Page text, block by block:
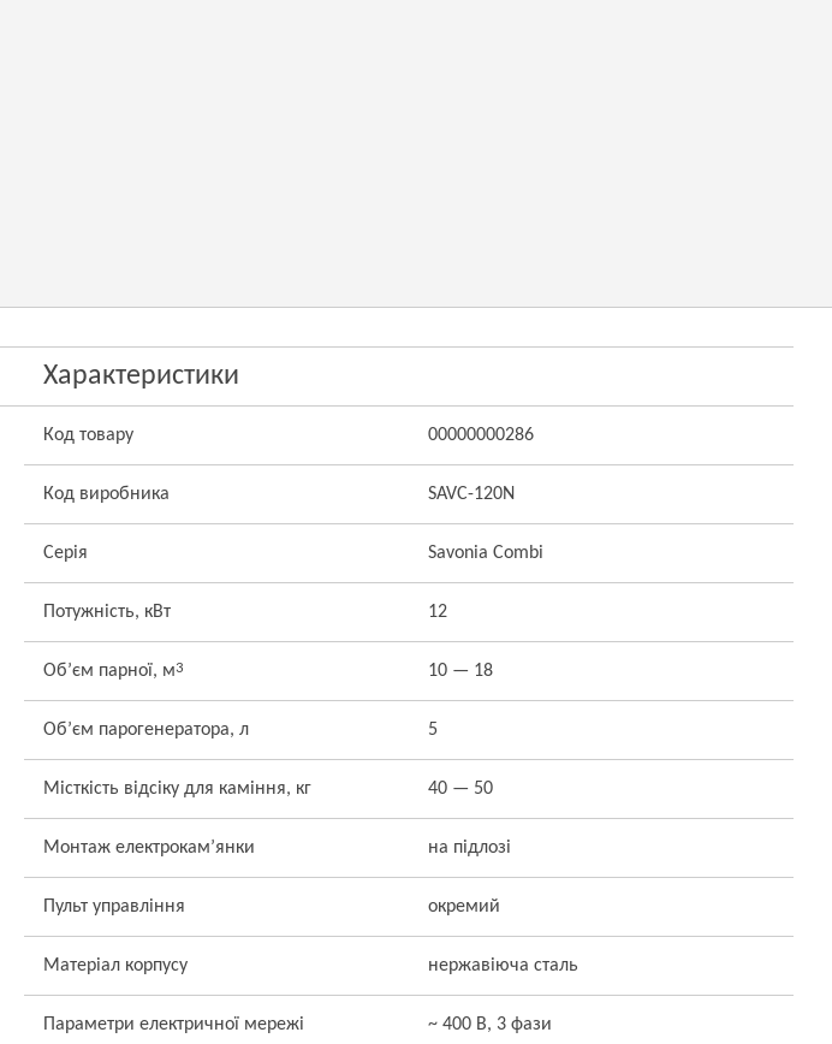
Характеристики
Код товару 00000000286
Код виробника SAVC-120N
Серія Savonia Combi
Потужність, кВт 12
Об’єм парної, м3 10 — 18
Об’єм парогенератора, л 5
Місткість відсіку для каміння, кг 40 — 50
Монтаж електрокам’янки на підлозі
Пульт управління окремий
Матеріал корпусу нержавіюча сталь
Параметри електричної мережі ~ 400 В, 3 фази